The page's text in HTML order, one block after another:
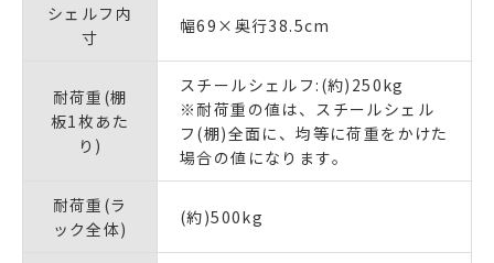
シェルフ内
寸
幅69×奥行38.5cm
耐荷重(棚
板1枚あた
り)
スチールシェルフ:(約)250kg
※耐荷重の値は、スチールシェル
フ(棚)全面に、均等に荷重をかけた
場合の値になります。
耐荷重(ラ
ック全体)
(約)500kg